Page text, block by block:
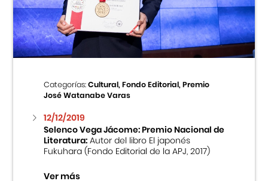
Centro Cultural Peruano Japonés
Cursos
Museo de la Inmigración Japonesa
Teatro Peruano Japonés
Categorías:Cultural, Fondo Editorial, Premio
José Watanabe Varas
12/12/2019
Selenco Vega Jácome: Premio Nacional de
Literatura:Autor del libro El japonés
Fukuhara (Fondo Editorial de la APJ, 2017)
Ver más